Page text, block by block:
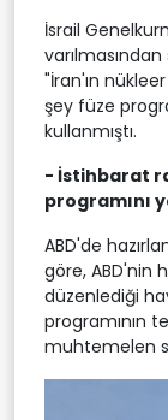
İsrail
"İran'ın
şey füze
kullanmıştı.
- İstihbarat
programını
ABD'de
göre, ABD'nin
düzenlediği
programının
muhtemelen